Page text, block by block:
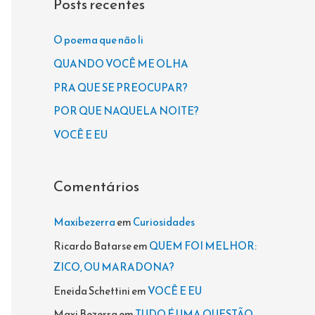
i
s
a
o
:
O poema que não li
QUANDO VOCÊ ME OLHA
PRA QUE SE PREOCUPAR?
POR QUE NAQUELA NOITE?
VOCÊ E EU
Comentários
MaxibezerraemCuriosidades
Ricardo BatarseemQUEM FOI MELHOR:
ZICO, OU MARADONA?
Eneida SchettiniemVOCÊ E EU